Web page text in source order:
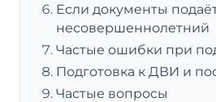
Если документы
несовершеннолетний
Частые ошибки при
Подготовка к ДВИ и
Частые вопросы